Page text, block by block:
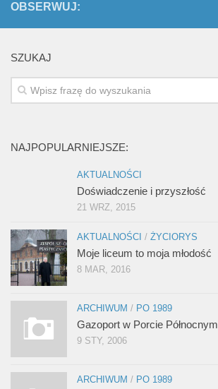
OBSERWUJ:
SZUKAJ
NAJPOPULARNIEJSZE:
AKTUALNOŚCI
Doświadczenie i przyszłość
21 WRZ, 2015
AKTUALNOŚCI / ŻYCIORYS
Moje liceum to moja młodość
8 MAR, 2016
ARCHIWUM / PO 1989
Gazoport w Porcie Północnym
9 STY, 2006
ARCHIWUM / PO 1989